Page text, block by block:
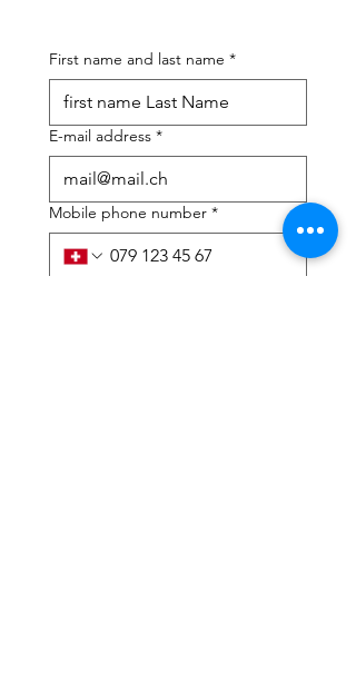
First name and last name *
E-mail address *
Mobile phone number *